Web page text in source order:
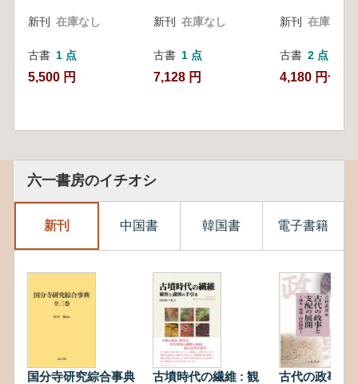
新刊 在庫なし
古書 1 点
5,500 円
新刊 在庫なし
古書 1 点
7,128 円
新刊 在庫なし
古書 2 点
4,180 円~
六一書房のイチオシ
新刊 中国書 韓国書 電子書籍
国分寺研究綜合事典
古墳時代の繊維 : 観
古代の政事と